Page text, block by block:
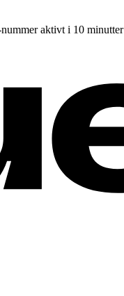
aktivt i 10 minutter